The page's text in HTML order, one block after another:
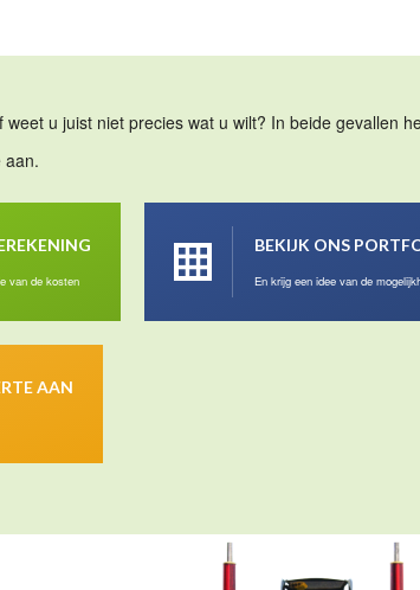
u juist niet precies wat u wilt? In beide gevallen
aan.
van de kosten
BEKIJK ONS
En krijg een idee van de
AAN